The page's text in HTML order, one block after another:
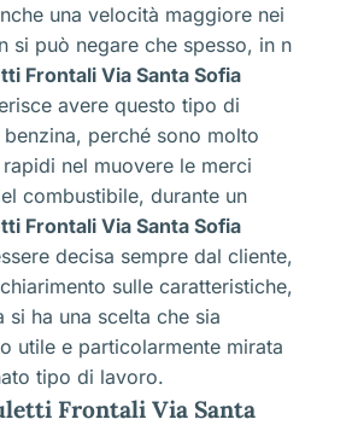
una velocità maggiore nei
si può negare che spesso, in n
Frontali Via Santa Sofia
avere questo tipo di
perché sono molto
nel muovere le merci
combustibile, durante un
Frontali Via Santa Sofia
decisa sempre dal cliente,
sulle caratteristiche,
si ha una scelta che sia
utile e particolarmente mirata
tipo di lavoro.
Frontali Via Santa